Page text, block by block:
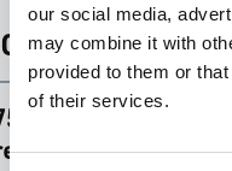
our social media,
may combine it with
provided to them or
of their services.
Certificações